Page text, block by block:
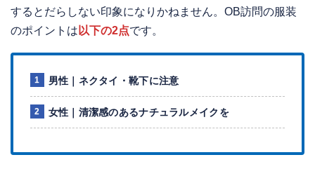
するとだらしない印象になりかねません。OB訪問の服装
のポイントは 以下の2点です。
男性｜ネクタイ・靴下に注意
女性｜清潔感のあるナチュラルメイクを